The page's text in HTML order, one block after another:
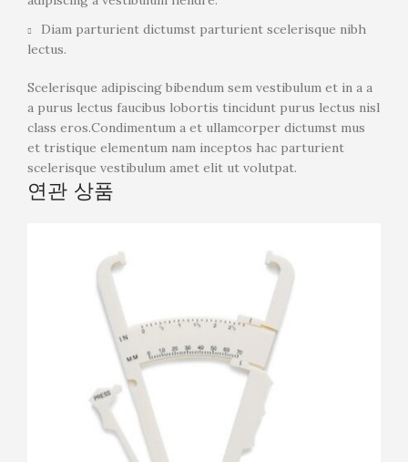
Diam parturient dictumst parturient scelerisque nibh
lectus.
Scelerisque adipiscing bibendum sem vestibulum et in a a
a purus lectus faucibus lobortis tincidunt purus lectus nisl
class eros.Condimentum a et ullamcorper dictumst mus
et tristique elementum nam inceptos hac parturient
scelerisque vestibulum amet elit ut volutpat.
연관 상품